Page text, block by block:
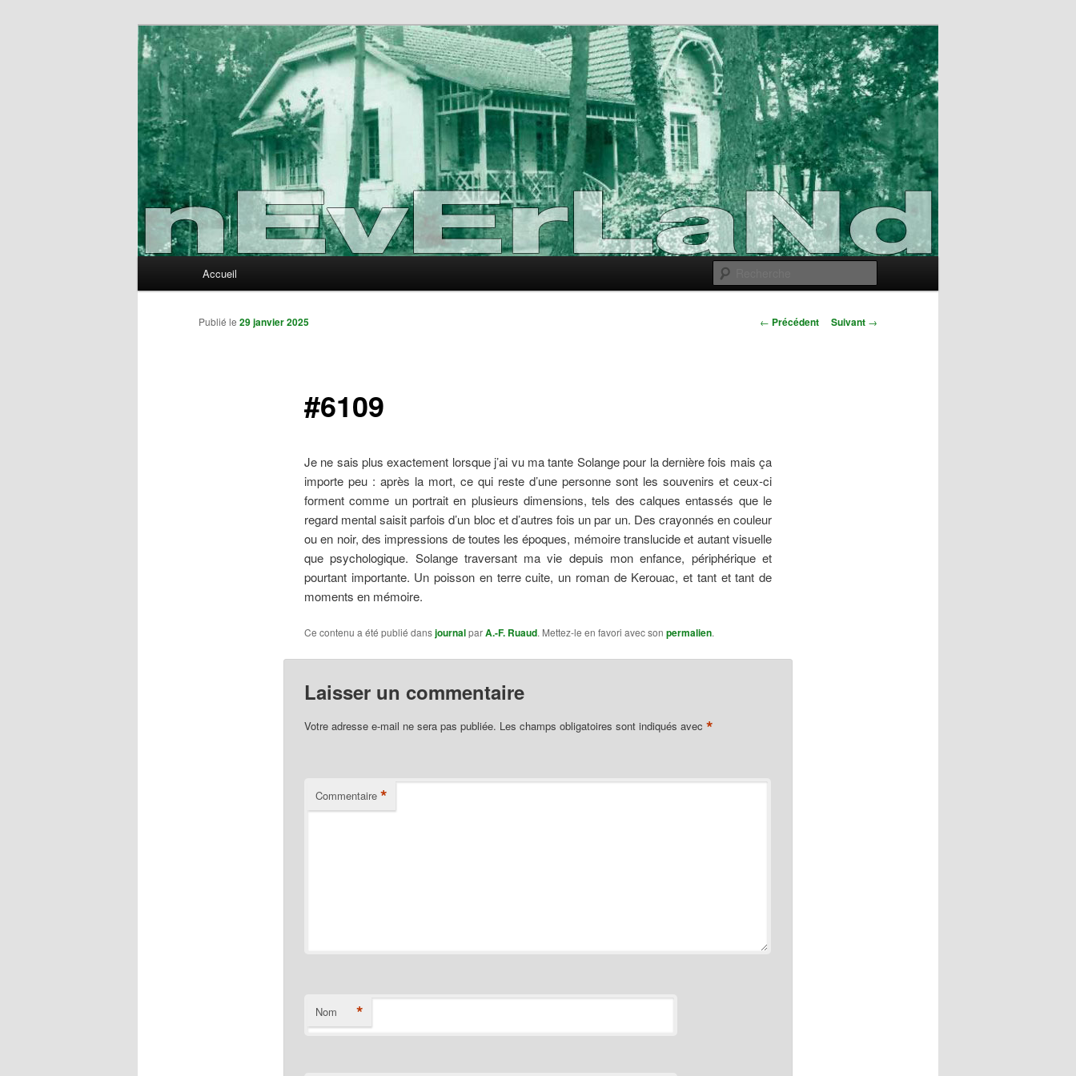
nEvErLaNd
Accueil
Navigation
← Précédent Suivant →
#6109
Publié le 29 janvier 2025
Je ne sais plus exactement lorsque j’ai vu ma tante Solange pour la dernière fois mais ça
importe peu : après la mort, ce qui reste d’une personne sont les souvenirs et ceux-ci
forment comme un portrait en plusieurs dimensions, tels des calques entassés que le
regard mental saisit parfois d’un bloc et d’autres fois un par un. Des crayonnés en couleur
ou en noir, des impressions de toutes les époques, mémoire translucide et autant visuelle
que psychologique. Solange traversant ma vie depuis mon enfance, périphérique et
pourtant importante. Un poisson en terre cuite, un roman de Kerouac, et tant et tant de
moments en mémoire.
Ce contenu a été publié dansjournalparA.-F. Ruaud. Mettez-le en favori avec son permalien.
Laisser un commentaire
Votre adresse e-mail ne sera pas publiée. Les champs obligatoires sont indiqués avec *
Commentaire *
Nom *